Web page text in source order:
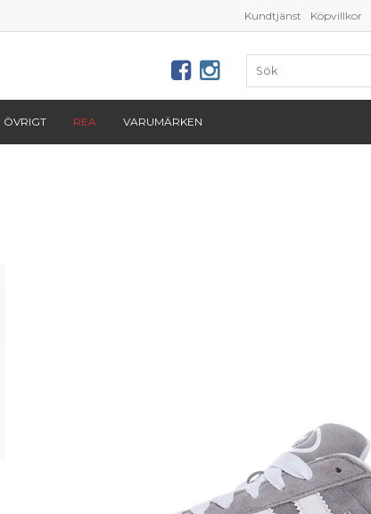
Kundtjänst Köpvillkor
ÖVRIGT REA VARUMÄRKEN